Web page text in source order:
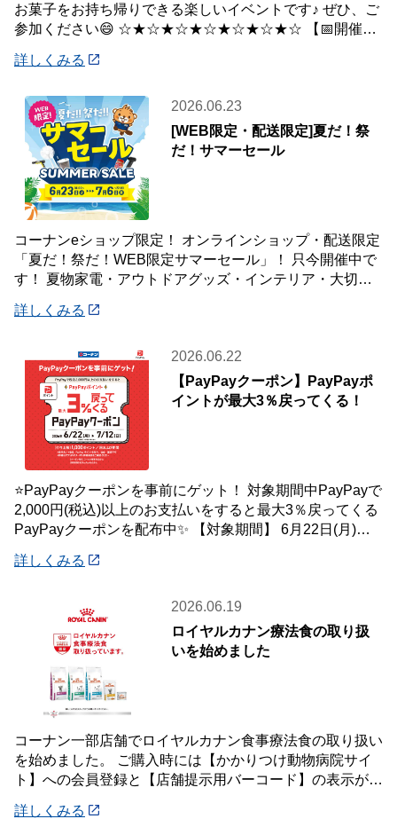
お菓子をお持ち帰りできる楽しいイベントです♪ ぜひ、ご
参加ください😄 ☆★☆★☆★☆★☆★☆★☆ 【📅開催日
詳しくみる
2026.06.23
[WEB限定・配送限定]夏だ！祭
だ！サマーセール
コーナンeショップ限定！ オンラインショップ・配送限定
「夏だ！祭だ！WEB限定サマーセール」！ 只今開催中で
す！ 夏物家電・アウトドアグッズ・インテリア・大切な
詳しくみる
2026.06.22
【PayPayクーポン】PayPayポ
イントが最大3％戻ってくる！
⭐PayPayクーポンを事前にゲット！ 対象期間中PayPayで
2,000円(税込)以上のお支払いをすると最大3％戻ってくる
PayPayクーポンを配布中✨ 【対象期間】 6月22日(月)～7
詳しくみる
2026.06.19
ロイヤルカナン療法食の取り扱
いを始めました
コーナン一部店舗でロイヤルカナン食事療法食の取り扱い
を始めました。 ご購入時には【かかりつけ動物病院サイ
ト】への会員登録と【店舗提示用バーコード】の表示が必
詳しくみる